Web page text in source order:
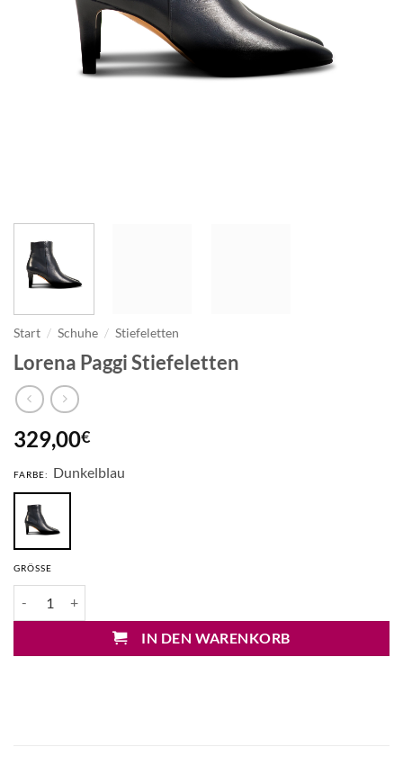
Start / Schuhe / Stiefeletten
Lorena Paggi Stiefeletten
329,00€
FARBE: Dunkelblau
GRÖSSE
IN DEN WARENKORB